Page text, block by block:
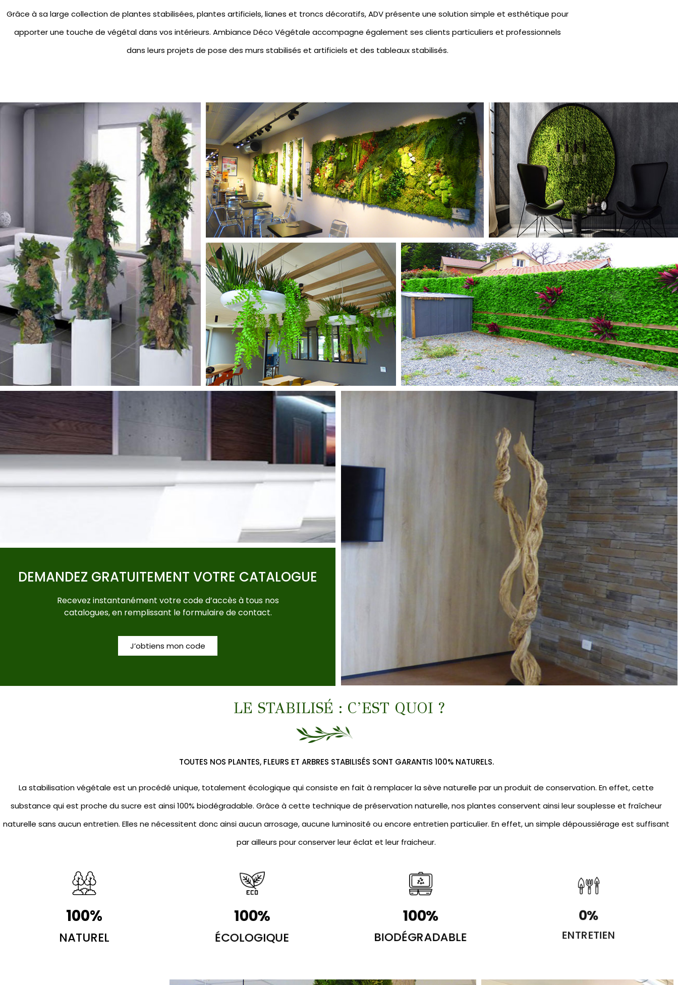
Grâce à sa large collection de plantes stabilisées,plantes artificiels,lianes et troncs décoratifs, ADV présente une solution simple et esthétique pour
apporter une touche de végétal dans vos intérieurs. Ambiance Déco Végétale accompagne également ses clients particuliers et professionnels
dans leurs projets de pose des murs stabilisés et artificiels et des tableaux stabilisés.
PLANTES STABILISÉES
MURS STABILISÉS TABLEAUX STABILISÉS
PLANTES
ARTIFICIELLES
MURS ARTIFCIELS
POTS & BACS
DEMANDEZ GRATUITEMENT VOTRE CATALOGUE
Recevez instantanément votre code d’accès à tous nos
catalogues, en remplissant le formulaire de contact.
J’obtiens mon code
LIANES & TRONCS
LE STABILISÉ : C’EST QUOI ?
TOUTES NOS PLANTES, FLEURS ET ARBRES STABILISÉS SONT GARANTIS 100% NATURELS.
La stabilisation végétale est un procédé unique, totalement écologique qui consiste en fait à remplacer la sève naturelle par un produit de conservation. En effet, cette
substance qui est proche du sucre est ainsi 100% biodégradable. Grâce à cette technique de préservation naturelle, nos plantes conservent ainsi leur souplesse et fraîcheur
naturelle sans aucun entretien. Elles ne nécessitent donc ainsi aucun arrosage, aucune luminosité ou encore entretien particulier. En effet, un simple dépoussiérage est suffisant
par ailleurs pour conserver leur éclat et leur fraicheur.
NATUREL
100%
ÉCOLOGIQUE
100%
BIODÉGRADABLE
100%
ENTRETIEN
0%